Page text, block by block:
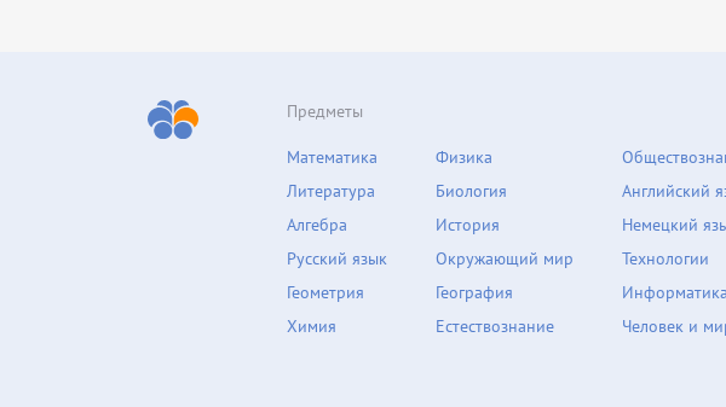
Предметы
Математика
Литература
Алгебра
Русский язык
Геометрия
Химия
Физика
Биология
История
Окружающий мир
География
Естествознание
Английский
Немецкий
Технологии
Информатика
Человек и